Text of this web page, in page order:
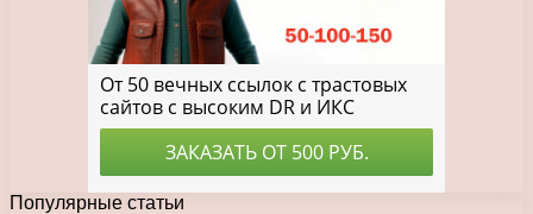
Популярные статьи